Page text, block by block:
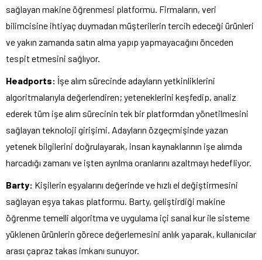
sağlayan makine öğrenmesi platformu. Firmaların, veri
bilimcisine ihtiyaç duymadan müşterilerin tercih edeceği ürünleri
ve yakın zamanda satın alma yapıp yapmayacağını önceden
tespit etmesini sağlıyor.
Headports: İşe alım sürecinde adayların yetkinliklerini
algoritmalarıyla değerlendiren; yeteneklerini keşfedip, analiz
ederek tüm işe alım sürecinin tek bir platformdan yönetilmesini
sağlayan teknoloji girişimi. Adayların özgeçmişinde yazan
yetenek bilgilerini doğrulayarak, insan kaynaklarının işe alımda
harcadığı zamanı ve işten ayrılma oranlarını azaltmayı hedefliyor.
Barty: Kişilerin eşyalarını değerinde ve hızlı el değiştirmesini
sağlayan eşya takas platformu. Barty, geliştirdiği makine
öğrenme temelli algoritma ve uygulama içi sanal kur ile sisteme
yüklenen ürünlerin görece değerlemesini anlık yaparak, kullanıcılar
arası çapraz takas imkanı sunuyor.